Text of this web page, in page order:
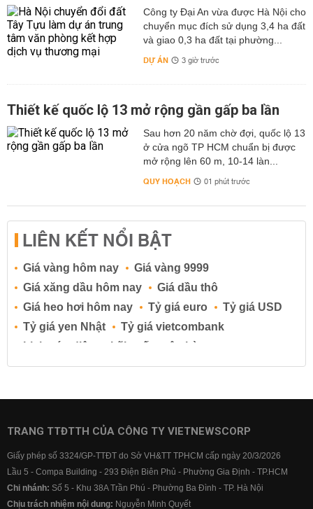
Công ty Đại An vừa được Hà Nội cho
chuyển mục đích sử dụng 3,4 ha đất
và giao 0,3 ha đất tại phường...
DỰ ÁN 3 giờ trước
Thiết kế quốc lộ 13 mở rộng gần gấp ba lần
Sau hơn 20 năm chờ đợi, quốc lộ 13
ở cửa ngõ TP HCM chuẩn bị được
mở rộng lên 60 m, 10-14 làn...
QUY HOẠCH 01 phút trước
LIÊN KẾT NỔI BẬT
Giá vàng hôm nay
Giá vàng 9999
Giá xăng dầu hôm nay
Giá dầu thô
Giá heo hơi hôm nay
Tỷ giá euro
Tỷ giá USD
Tỷ giá yen Nhật
Tỷ giá vietcombank
Lịch cúp điện
Lãi suất ngân hàng
Lãi suất tiết kiệm
Lãi suất tiền gửi
Lãi suất ngân hàng BIDV
Lãi suất ngân hàng Vietcombank
TRANG TTĐTTH CỦA CÔNG TY VIETNEWSCORP
Giấy phép số 3324/GP-TTĐT do Sở VH&TT TPHCM cấp ngày 20/3/2026
Lầu 5 - Compa Building - 293 Điện Biên Phủ - Phường Gia Định - TP.HCM
Chi nhánh: Số 5 - Khu 38A Trần Phú - Phường Ba Đình - TP. Hà Nội
Chịu trách nhiệm nội dung: Nguyễn Minh Quyết